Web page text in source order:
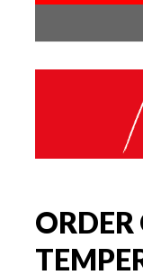
ORDER